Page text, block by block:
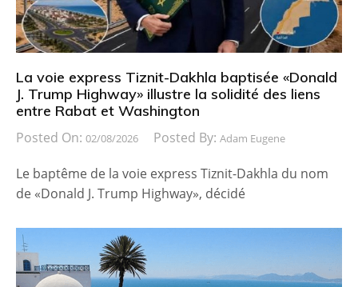
La voie express Tiznit-Dakhla baptisée «Donald
J. Trump Highway» illustre la solidité des liens
entre Rabat et Washington
Posted On: 02/08/2026 Posted By: Adam Eugene
Le baptême de la voie express Tiznit-Dakhla du nom
de «Donald J. Trump Highway», décidé